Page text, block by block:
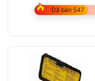
Đã bán 547